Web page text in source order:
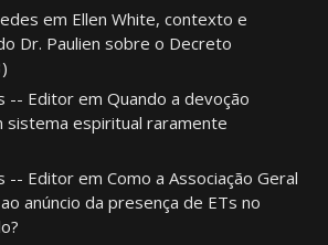
em Ellen White, contexto e
Dr. Paulien sobre o Decreto
-- Editorem Quando a devoção
sistema espiritual raramente
-- Editorem Como a Associação Geral
anúncio da presença de ETs no